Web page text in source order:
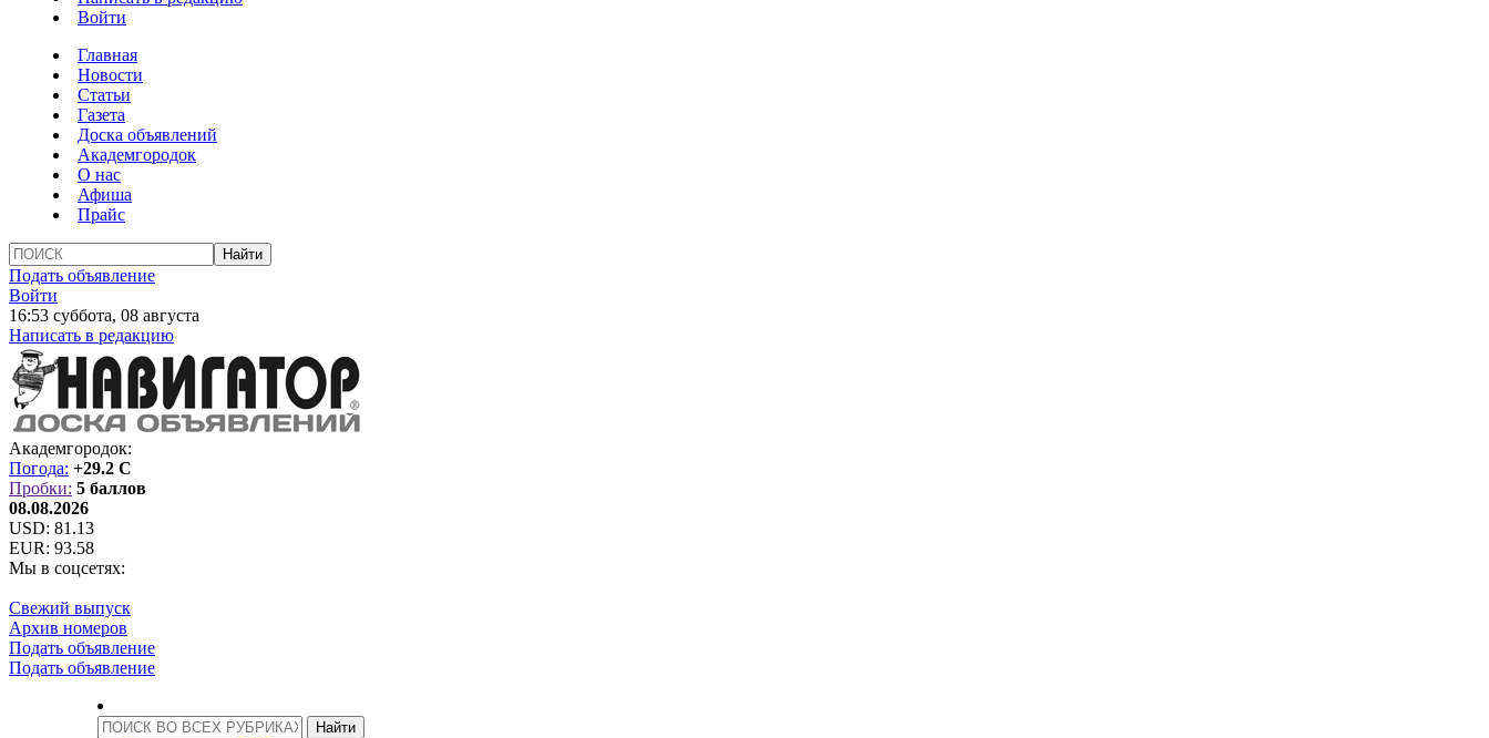
Войти
Главная
Новости
Статьи
Газета
Доска объявлений
Академгородок
О нас
Афиша
Прайс
Подать объявление
Войти
16:53 суббота, 08 августа
Написать в редакцию
Академгородок:
Погода: +29.2 C
Пробки: 5 баллов
08.08.2026
USD: 81.13
EUR: 93.58
Мы в соцсетях:
Свежий выпуск
Архив номеров
Подать объявление
Подать объявление